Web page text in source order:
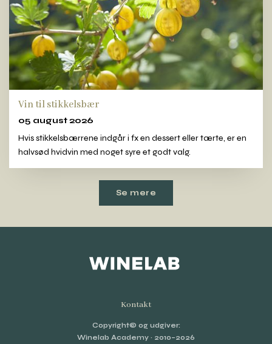
Vin til stikkelsbær
05 august 2026
Hvis stikkelsbærrene indgår i fx en dessert eller tærte, er en
halvsød hvidvin med noget syre et godt valg.
Se mere
Kontakt
Copyright© og udgiver:
Winelab Academy · 2010–2026